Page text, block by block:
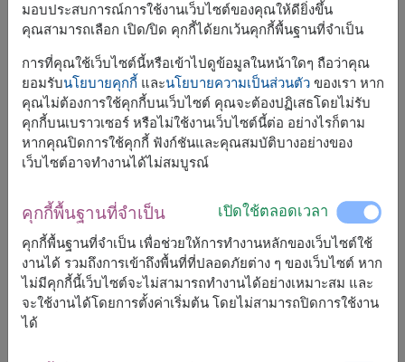
ไม่ระบุ
ตะกร้าดอกไม้ประดิษฐ์โทนสีพาสเทล จัดอย่างสวยงามใน
สไตล์เรียบง่าย มาพร้อมตุ๊กตาหมีน่ารัก เพิ่มความอบอุ่นและ
ความรู้สึกดีให้กับผู้รับ เหมาะสำหรับมอบให้คนพิเศษ หรือในทุก
ช่วงเวลาที่อยากส่งต่อความรู้สึกจากใจ
มอบประสบการณ์การใช้งานเว็บไซต์ของคุณให้ดียิ่งขึ้น
คุณสามารถเลือก เปิด/ปิด คุกกี้ได้ยกเว้นคุกกี้พื้นฐานที่จำเป็น
การที่คุณใช้เว็บไซต์นี้หรือเข้าไปดูข้อมูลในหน้าใดๆ ถือว่าคุณ
ยอมรับนโยบายคุกกี้ และนโยบายความเป็นส่วนตัวของเรา หาก
คุณไม่ต้องการใช้คุกกี้บนเว็บไซต์ คุณจะต้องปฏิเสธโดยไม่รับ
คุกกี้บนเบราวเซอร์ หรือไม่ใช้งานเว็บไซต์นี้ต่อ อย่างไรก็ตาม
หากคุณปิดการใช้คุกกี้ ฟังก์ชันและคุณสมบัติบางอย่างของ
เว็บไซต์อาจทำงานได้ไม่สมบูรณ์
คุกกี้พื้นฐานที่จำเป็น เปิดใช้ตลอดเวลา
คุกกี้พื้นฐานที่จำเป็น เพื่อช่วยให้การทำงานหลักของเว็บไซต์ใช้
งานได้ รวมถึงการเข้าถึงพื้นที่ที่ปลอดภัยต่าง ๆ ของเว็บไซต์ หาก
ไม่มีคุกกี้นี้เว็บไซต์จะไม่สามารถทำงานได้อย่างเหมาะสม และ
จะใช้งานได้โดยการตั้งค่าเริ่มต้น โดยไม่สามารถปิดการใช้งาน
ได้